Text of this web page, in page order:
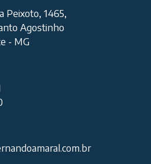
Peixoto, 1465,
Agostinho
- MG